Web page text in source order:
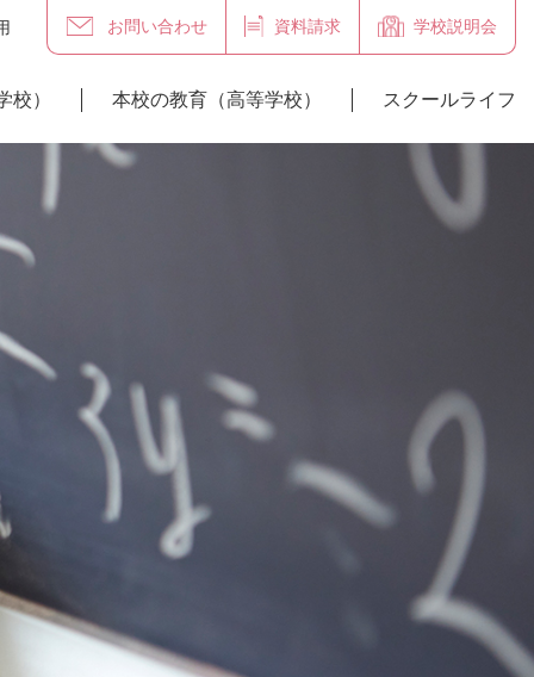
お問い合わせ 資料請求 学校説明会
校） 本校の教育（高等学校） スクールライフ